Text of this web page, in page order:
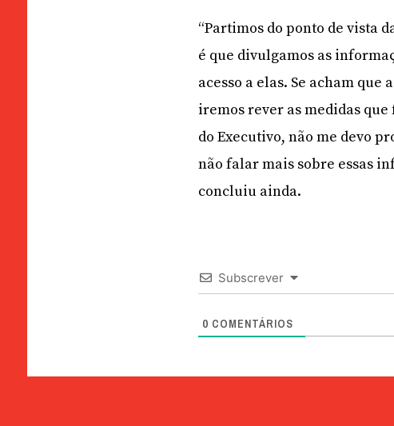
“Partimos do ponto de vista
é que divulgamos as
acesso a elas. Se acham
iremos rever as medidas
do Executivo, não me devo
não falar mais sobre essas
concluiu ainda.
Subscrever
0 COMENTÁRIOS